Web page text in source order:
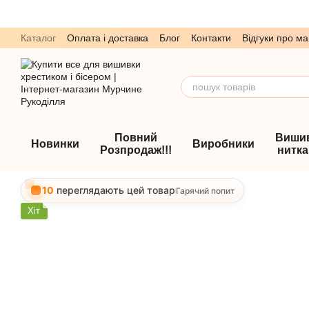
Каталог Оплата і доставка Блог Контакти
Відгуки про
Обмін та повернення
Угода користувача
Новинки
Повний
Розпродаж!!!
Виробники
10 переглядають цей товарГарячий попит
Хіт